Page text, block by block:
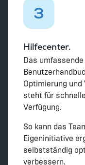
3
Hilfecenter.
Das
Optimierung und
steht für
Verfügung.
So kann das
Eigeninitiative
selbstständig
verbessern.